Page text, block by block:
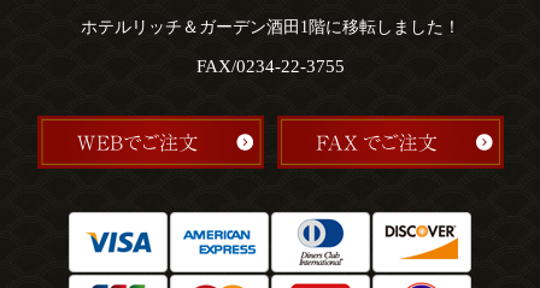
ホテルリッチ＆ガーデン酒田1階に移転しました！
FAX/0234-22-3755